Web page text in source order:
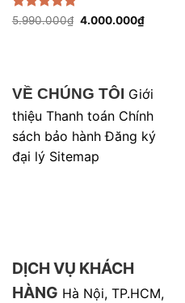
Được xếp
5.990.000₫ Giá
4.000.000₫Giá
hiện
VỀ CHÚNG TÔI Giới
thiệu Thanh toán Chính
sách bảo hành Đăng ký
đại lý Sitemap
DỊCH VỤ KHÁCH
HÀNG Hà Nội, TP.HCM,